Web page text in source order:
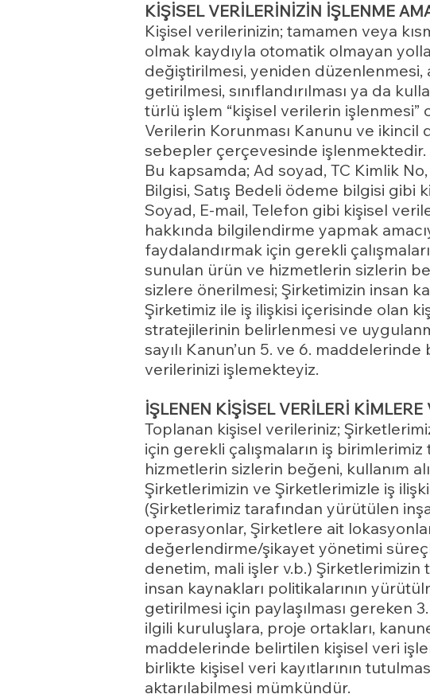
KİŞİSEL VERİLERİNİZİN İŞLENME
Kişisel verilerinizin; tamamen veya
olmak kaydıyla otomatik olmayan
değiştirilmesi, yeniden düzenlenmesi,
getirilmesi, sınıflandırılması ya da
türlü işlem “kişisel verilerin işlenmesi”
Verilerin Korunması Kanunu ve
sebepler çerçevesinde işlenmektedir.
Bu kapsamda; Ad soyad, TC Kimlik
Bilgisi, Satış Bedeli ödeme bilgisi gibi
Soyad, E-mail, Telefon gibi kişisel
hakkında bilgilendirme yapmak
faydalandırmak için gerekli
sunulan ürün ve hizmetlerin sizlerin
sizlere önerilmesi; Şirketimizin insan
Şirketimiz ile iş ilişkisi içerisinde olan
stratejilerinin belirlenmesi ve
sayılı Kanun’un 5. ve 6.
verilerinizi işlemekteyiz.
İŞLENEN KİŞİSEL VERİLERİ
Toplanan kişisel verileriniz;
için gerekli çalışmaların iş
hizmetlerin sizlerin beğeni, kullanım
Şirketlerimizin ve Şirketlerimizle iş
(Şirketlerimiz tarafından yürütülen
operasyonlar, Şirketlere ait
değerlendirme/şikayet yönetimi
denetim, mali işler v.b.)
insan kaynakları politikalarının
getirilmesi için paylaşılması gereken
ilgili kuruluşlara, proje ortakları,
maddelerinde belirtilen kişisel veri
birlikte kişisel veri kayıtlarının
aktarılabilmesi mümkündür.